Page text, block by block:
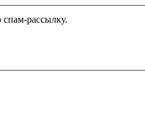
спам-рассылку.